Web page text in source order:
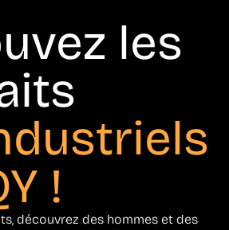
les
!
découvrez des hommes et des